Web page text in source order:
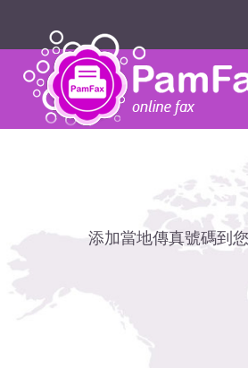
添加當地傳真號碼到